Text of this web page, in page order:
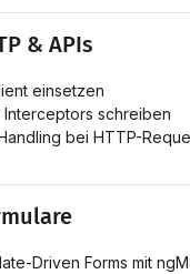
& APIs
einsetzen
Interceptors schreiben
bei HTTP-
Driven Forms mit